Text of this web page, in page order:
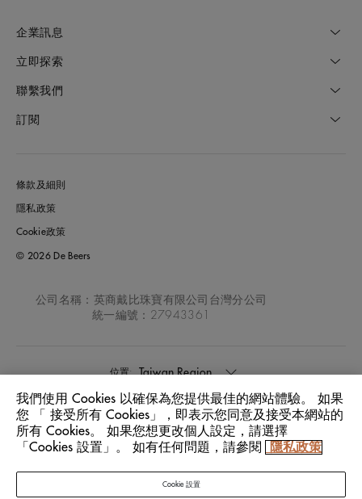
企業訊息
立即探索
聯繫我們
訂閱
條款及細則
隱私政策
Cookie政策
© 2026 De Beers
公司名稱：英商戴比珠寶有限公司台灣分公司
統一編號：27943361
位置: Taiwan Region
語言: 中文
我們使用 Cookies 以確保為您提供最佳的網站體驗。 如果
您 「 接受所有 Cookies」，即表示您同意及接受本網站的
所有 Cookies。 如果您想更改個人設定，請選擇
「Cookies 設置」。 如有任何問題，請參閱
隱私政策
Cookie 設置